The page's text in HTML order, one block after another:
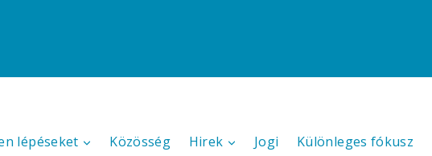
lépéseket Közösség Hirek Jogi Különleges fókusz